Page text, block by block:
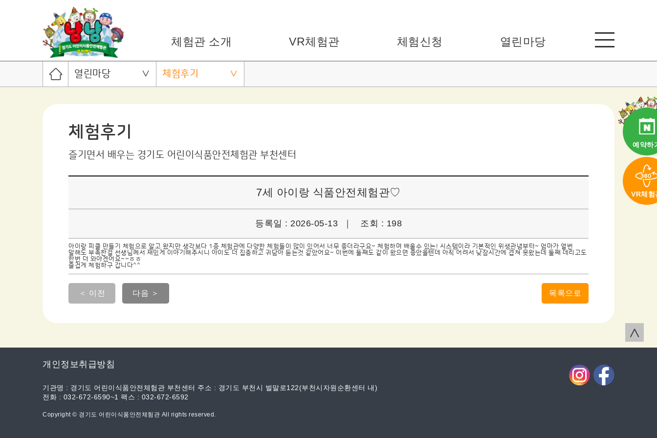
체험관 소개 VR체험관 체험신청 열린마당
열린마당 체험후기
예약하
VR체험
체험후기
즐기면서 배우는 경기도 어린이식품안전체험관 부천센터
7세 아이랑 식품안전체험관♡
등록일 : 2026-05-13 ｜ 조회 : 198
아이랑 피클 만들기 체험으로 알고 왔지만 생각보다 1층 체험관에 다양한 체험들이 많이 있어서 너무 좋더라구요~ 체험하며 배울수 있는! 시스템이라 기본적인 위생관념부터~ 엄마가 열번
말해도 부족한걸 선생님께서 재밌게 이야기해주시니 아이도 더 집중하고 귀담아 듣는것 같았어요~ 이번에 둘째도 같이 왔으면 좋았을텐데 아직 어려서 낮잠시간에 겹쳐 못왔는데 둘째 데리고도
한번 더 와야겠어요~~ㅎㅎ
즐겁게 체험하구 갑니다^^
＜ 이전 다음 ＞ 목록으로
개인정보취급방침
기관명 : 경기도 어린이식품안전체험관 부천센터 주소 : 경기도 부천시 벌말로122(부천시자원순환센터 내)
전화 : 032-672-6590~1 팩스 : 032-672-6592
Copyright © 경기도 어린이식품안전체험관 All rights reserved.
∧